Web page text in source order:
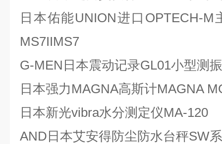
日本佑能UNION进口OPTECH-
MS7IIMS7
G-MEN日本震动记录GL01小型测
日本强力MAGNA高斯计MAGNA
日本新光vibra水分测定仪MA-120
AND日本艾安得防尘防水台秤SW